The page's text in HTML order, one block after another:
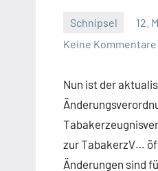
Schnipsel 12.
Keine Kommentare
Nun ist der
zur TabakerzV…
Änderungen sind